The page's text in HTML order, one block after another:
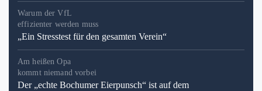
Warum der VfL
effizienter werden muss
„Ein Stresstest für den gesamten Verein“
Am heißen Opa
kommt niemand vorbei
Der „echte Bochumer Eierpunsch“ ist auf dem